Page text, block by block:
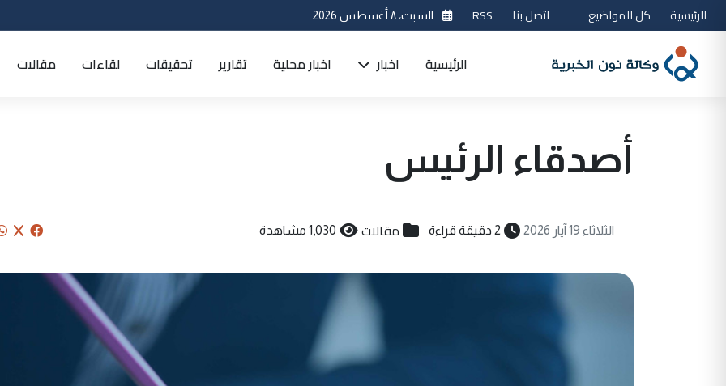
الرئيسية كل المواضيع اتصل بنا RSS السبت، ٨ أغسطس 2026
الرئيسية اخبار اخبار محلية تقارير تحقيقات لقاءات مقالات
أصدقاء الرئيس
الثلاثاء 19 آيار 2026 2 دقيقة قراءة مقالات 1,030 مشاهدة